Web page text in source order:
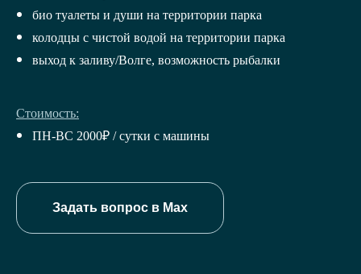
био туалеты и души на территории парка
колодцы с чистой водой на территории парка
выход к заливу/Волге, возможность рыбалки
Стоимость:
ПН-ВС 2000₽ / сутки с машины
Задать вопрос в Max